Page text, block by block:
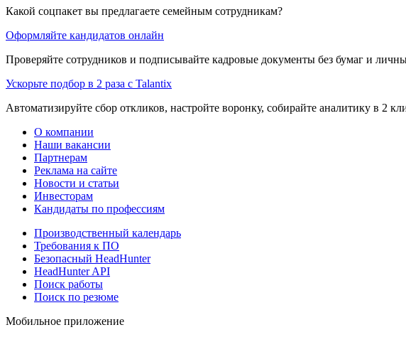
Какой соцпакет вы предлагаете семейным сотрудникам?
Оформляйте кандидатов онлайн
Проверяйте сотрудников и подписывайте кадровые документы без бумаг и
Ускорьте подбор в 2 раза с Talantix
Автоматизируйте сбор откликов, настройте воронку, собирайте аналитику в 2
О компании
Наши вакансии
Партнерам
Реклама на сайте
Новости и статьи
Инвесторам
Кандидаты по профессиям
Производственный календарь
Требования к ПО
Безопасный HeadHunter
HeadHunter API
Поиск работы
Поиск по резюме
Мобильное приложение